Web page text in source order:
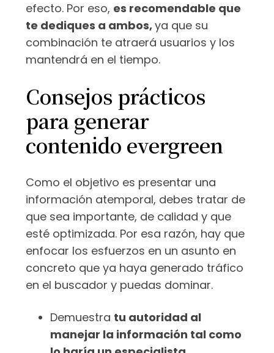
efecto. Por eso, es recomendable que
te dediques a ambos,ya que su
combinación te atraerá usuarios y los
mantendrá en el tiempo.
Consejos prácticos
para generar
contenido evergreen
Como el objetivo es presentar una
información atemporal, debes tratar de
que sea importante, de calidad y que
esté optimizada. Por esa razón, hay que
enfocar los esfuerzos en un asunto en
concreto que ya haya generado tráfico
en el buscador y puedas dominar.
Demuestra tu autoridad al
manejar la información tal como